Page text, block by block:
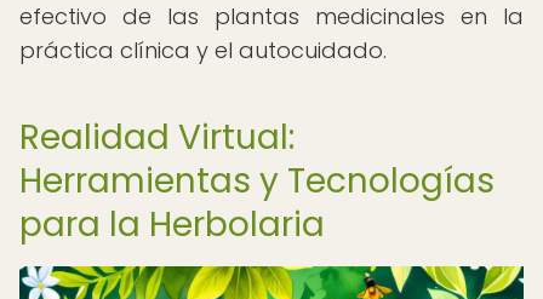
efectivo de las plantas medicinales en la
práctica clínica y el autocuidado.
Realidad Virtual:
Herramientas y Tecnologías
para la Herbolaria